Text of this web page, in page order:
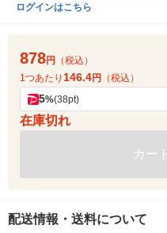
ログインはこちら
878円
（税込）
1つあたり 146.4円 （税込）
5%(38pt)
在庫切れ
カー
配送情報・送料について